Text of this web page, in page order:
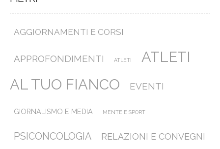
AGGIORNAMENTI E CORSI
APPROFONDIMENTI ATLETI
ATLETI
AL TUO FIANCO
EVENTI
GIORNALISMO E MEDIA MENTE E SPORT
PSICONCOLOGIA RELAZIONI E CONVEGNI